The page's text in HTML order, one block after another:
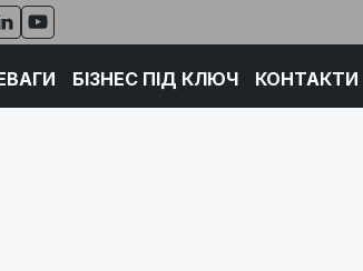
БІЗНЕС ПІД КЛЮЧ КОНТАКТИ